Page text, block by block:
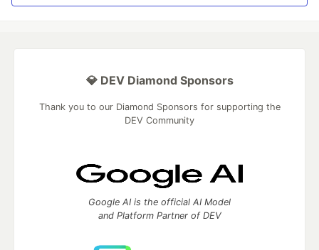
💎 DEV Diamond Sponsors
Thank you to our Diamond Sponsors for supporting the
DEV Community
Google AI is the official AI Model
and Platform Partner of DEV